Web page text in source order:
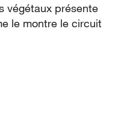
végétaux présente
le montre le circuit